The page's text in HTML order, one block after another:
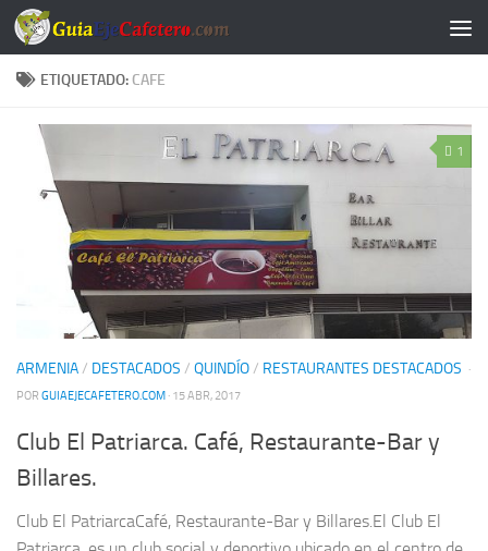
Saltar al contenido
ETIQUETADO: CAFE
1
ARMENIA/ DESTACADOS / QUINDÍO/ RESTAURANTES DESTACADOS ·
POR GUIAEJECAFETERO.COM · 15 ABR, 2017
Club El Patriarca. Café, Restaurante-Bar y
Billares.
Club El PatriarcaCafé, Restaurante-Bar y Billares.El Club El